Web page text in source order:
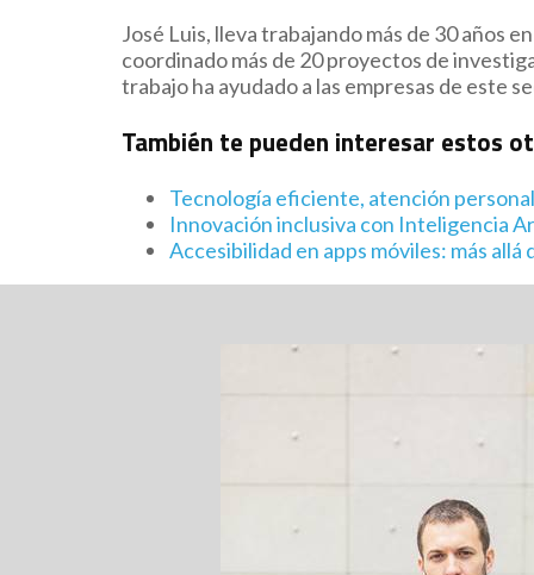
José Luis, lleva trabajando más de 30 años
coordinado más de 20 proyectos de
trabajo ha ayudado a las empresas de este
También te pueden interesar estos
Tecnología eficiente, atención
Innovación inclusiva con Inteligencia
Accesibilidad en apps móviles: más allá